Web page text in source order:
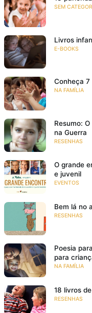
SEM
Livros
E-BOOKS
Conheça 7
NA FAMÍLIA
Resumo:
na Guerra
RESENHAS
O grande
e juvenil
EVENTOS
Bem lá no
RESENHAS
Poesia
para
NA FAMÍLIA
18 livros
RESENHAS